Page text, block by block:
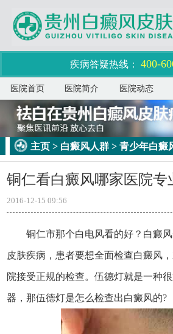
疾病答疑热线： 400-
医院首页 医院简介 医院动态
主页> 白癜风人群> 青少年白癜
铜仁看白癜风哪家医院专
2016-12-15 09:56
铜仁市那个白电风看的好？白癜风
皮肤疾病，患者要想全面检查白癜风
院接受正规的检查。伍德灯就是一种
器，那伍德灯是怎么检查出白癜风的?